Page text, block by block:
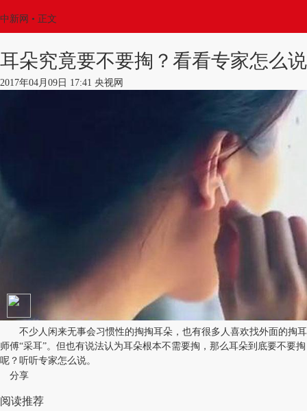
中新网 • 正文
耳朵究竟要不要掏？看看专家怎么说
2017年04月09日 17:41 央视网
不少人闲来无事会习惯性的掏掏耳朵，也有很多人喜欢找外面的掏耳
师傅“采耳”。但也有说法认为耳朵根本不需要掏，那么耳朵到底要不要掏
呢？听听专家怎么说。
分享
阅读推荐